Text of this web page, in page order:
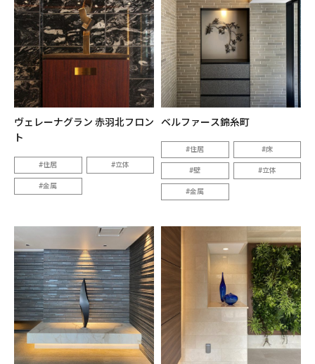
ヴェレーナグラン 赤羽北フロン
ト
住居 立体
金属
ベルファース錦糸町
住居 床
壁 立体
金属